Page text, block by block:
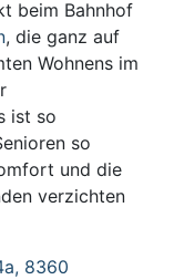
beim Bahnhof
, die ganz auf
Wohnens im
ist so
so
und die
verzichten
8360